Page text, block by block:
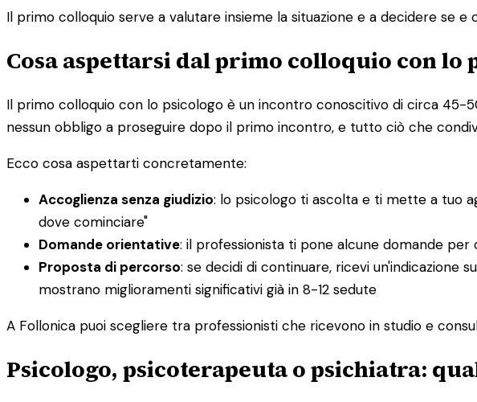
Il primo colloquio serve a valutare insieme la situazione e a decidere se
Cosa aspettarsi dal primo colloquio con lo
Il primo colloquio con lo psicologo è un incontro conoscitivo di circa 45-
nessun obbligo a proseguire dopo il primo incontro, e tutto ciò che
Ecco cosa aspettarti concretamente:
Accoglienza senza giudizio: lo psicologo ti ascolta e ti mette a tuo
dove cominciare"
Domande orientative: il professionista ti pone alcune domande
Proposta di percorso: se decidi di continuare, ricevi un'indicazione
mostrano miglioramenti significativi già in 8-12 sedute
A Follonica puoi scegliere tra professionisti che ricevono in studio e
Psicologo, psicoterapeuta o psichiatra: